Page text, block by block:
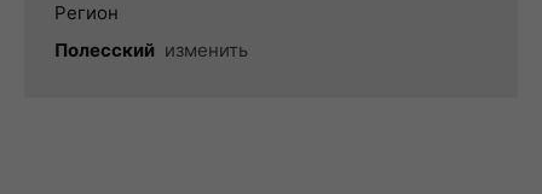
Регион
Полесский изменить